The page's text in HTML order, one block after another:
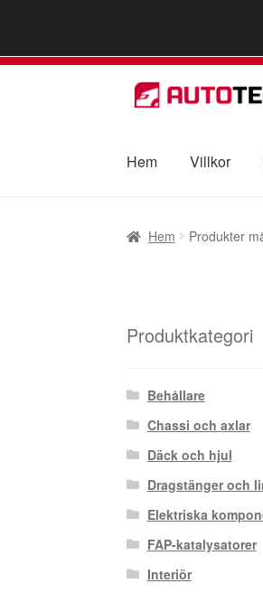
Hoppa
till
Hoppa
till
Hem
Villkor
Hem Produkter
Produktkategori
Behållare
Chassi och axlar
Däck och hjul
Dragstänger och
Elektriska
FAP-katalysatorer
Interiör